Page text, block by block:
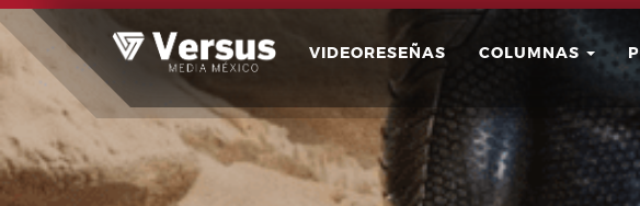
Skip
to
content
VIDEORESEÑAS COLUMNAS
Buscar